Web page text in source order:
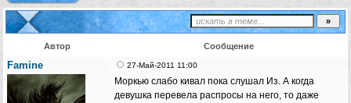
Автор Сообщение
Famine 27-Май-2011 11:00
Моркью слабо кивал пока слушал Из. А когда
девушка перевела распросы на него, то даже